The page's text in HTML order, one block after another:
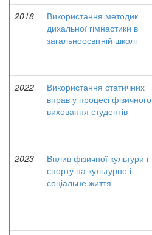
2018
Використання методик
дихальної гімнастики в
загальноосвітній школі
2022
Використання статичних
вправ у процесі фізичного
виховання студентів
2023
Вплив фізичної культури і
спорту на культурне і
соціальне життя